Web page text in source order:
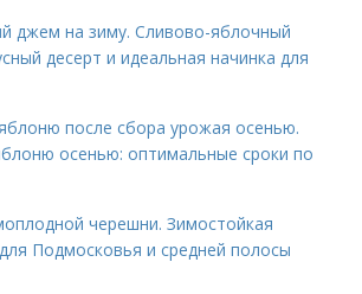
джем на зиму. Сливово-яблочный
десерт и идеальная начинка для
после сбора урожая осенью.
осенью: оптимальные сроки по
черешни. Зимостойкая
Подмосковья и средней полосы